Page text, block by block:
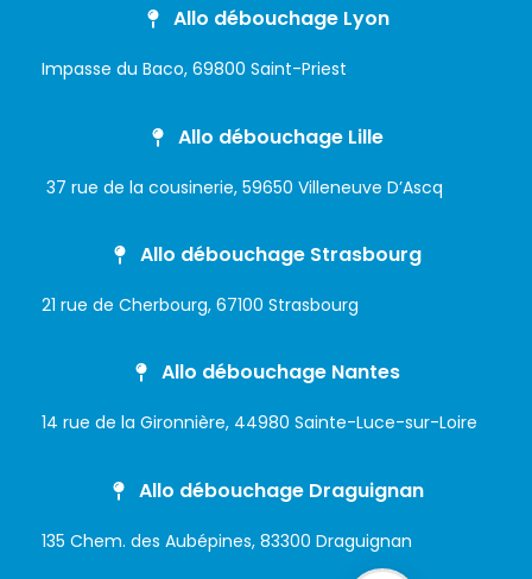
Allo débouchage Lyon
Impasse du Baco, 69800 Saint-Priest
Allo débouchage Lille
37 rue de la cousinerie, 59650 Villeneuve D’Ascq
Allo débouchage Strasbourg
21 rue de Cherbourg, 67100 Strasbourg
Allo débouchage Nantes
14 rue de la Gironnière, 44980 Sainte-Luce-sur-Loire
Allo débouchage Draguignan
135 Chem. des Aubépines, 83300 Draguignan